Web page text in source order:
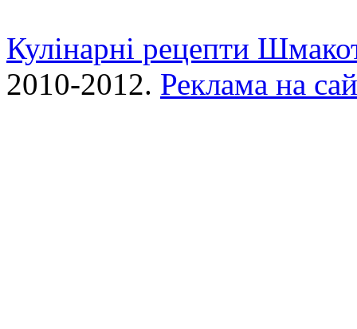
Кулінарні рецепти
2010-2012. Реклама на